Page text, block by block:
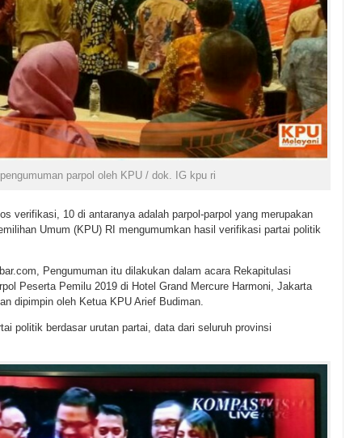
parpol oleh KPU / dok. IG kpu ri
verifikasi, 10 di antaranya adalah parpol-parpol yang merupakan
Umum (KPU) RI mengumumkan hasil verifikasi partai politik
Pengumuman itu dilakukan dalam acara Rekapitulasi
Peserta Pemilu 2019 di Hotel Grand Mercure Harmoni, Jakarta
dipimpin oleh Ketua KPU Arief Budiman.
politik berdasar urutan partai, data dari seluruh provinsi